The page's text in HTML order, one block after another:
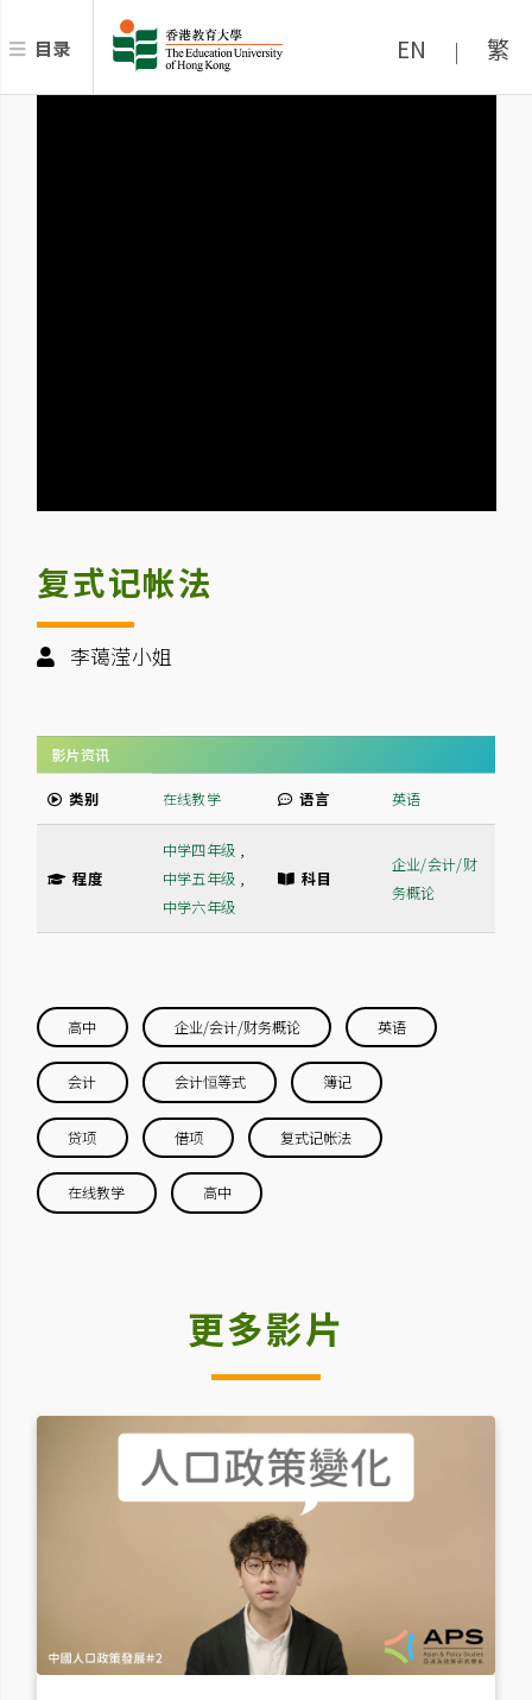
目录 EN | 繁
复式记帐法
李蔼滢小姐
影片资讯
类别 在线教学 语言 英语
程度
中学四年级 ,
中学五年级 ,
中学六年级
科目
企业/会计/财
务概论
高中 企业/会计/财务概论 英语
会计 会计恒等式 簿记
贷项 借项 复式记帐法
在线教学 高中
更多影片